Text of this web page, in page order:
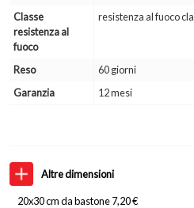
Altre dimensioni
20x30 cm da bastone 7,20 €
Classe
resistenza al
fuoco
resistenza al fuoco
Reso
60 giorni
Garanzia
12 mesi